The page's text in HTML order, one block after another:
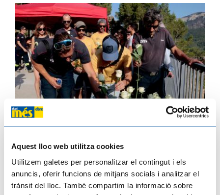
Aquest lloc web utilitza cookies
Utilitzem galetes per personalitzar el contingut i els
anuncis, oferir funcions de mitjans socials i analitzar el
trànsit del lloc. També compartim la informació sobre
13/07/2026